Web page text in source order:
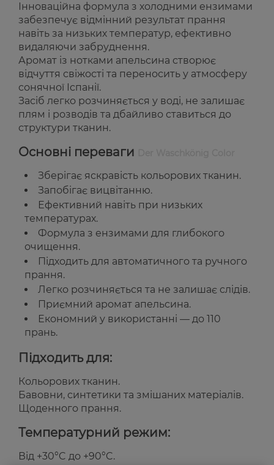
Інноваційна формула з холодними ензимами
забезпечує відмінний результат прання
навіть за низьких температур, ефективно
видаляючи забруднення.
Аромат із нотками апельсина створює
відчуття свіжості та переносить у атмосферу
сонячної Іспанії.
Засіб легко розчиняється у воді, не залишає
плям і розводів та дбайливо ставиться до
структури тканин.
Основні переваги
Зберігає яскравість кольорових тканин.
Запобігає вицвітанню.
Ефективний навіть при низьких
температурах.
Формула з ензимами для глибокого
очищення.
Підходить для автоматичного та ручного
прання.
Легко розчиняється та не залишає слідів.
Приємний аромат апельсина.
Економний у використанні — до 110
прань.
Підходить для:
Кольорових тканин.
Бавовни, синтетики та змішаних матеріалів.
Щоденного прання.
Температурний режим:
Від +30°C до +90°C.